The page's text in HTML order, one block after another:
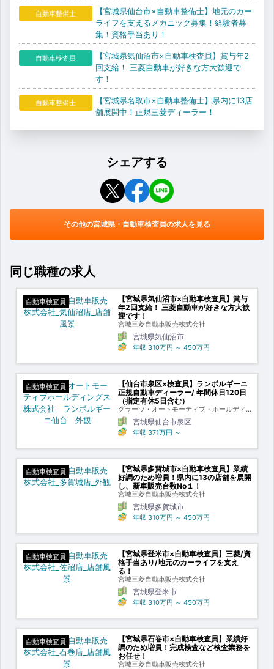
自動車整備士
【宮城県仙台市×自動車整備士】地元のカー
ライフを支えるメカニック募集！経験者募
集！資格手当あり！
自動車検査員
【宮城県気仙沼市×自動車検査員】賞与年2
回支給！ 三菱自動車が好きな方大歓迎で
す！
自動車整備士
【宮城県名取市×自動車整備士】県内に13店
舗展開中！正規三菱ディーラー！
シェアする
その他の宮城県・自動車検査員の求人を見る
同じ職種の求人
自動車検査員
【宮城県気仙沼市×自動車検査員】賞与
年2回支給！ 三菱自動車が好きな方大歓
迎です！
宮城三菱自動車販売株式会社
宮城県気仙沼市
年収 310万円 ～ 450万円
自動車検査員
【仙台市泉区×検査員】ランボルギーニ
正規自動車ディーラー/ 年間休日120日
（指定有休5日含む）
グラーツ・オートモーティブ・ホールディ
ングス株式会社
宮城県仙台市泉区
年収 371万円 ～
自動車検査員
【宮城県多賀城市×自動車検査員】業績
好調のため増員！県内に13の店舗を展開
し、新車販売台数No１！
宮城三菱自動車販売株式会社
宮城県多賀城市
年収 310万円 ～ 450万円
自動車検査員
【宮城県登米市×自動車検査員】三菱/資
格手当あり/地元のカーライフを支え
る！
宮城三菱自動車販売株式会社
宮城県登米市
年収 310万円 ～ 450万円
自動車検査員
【宮城県石巻市×自動車検査員】業績好
調のため増員！完成検査など検査業務を
お任せ！
宮城三菱自動車販売株式会社